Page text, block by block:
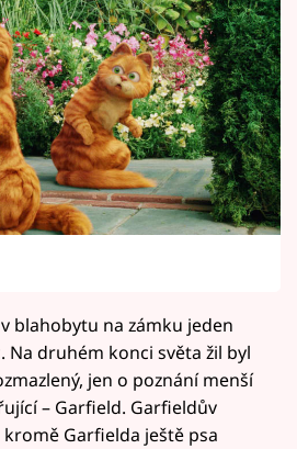
blahobytu na zámku jeden
druhém konci světa žil byl
jen o poznání menší
– Garfield. Garfieldův
Garfielda ještě psa